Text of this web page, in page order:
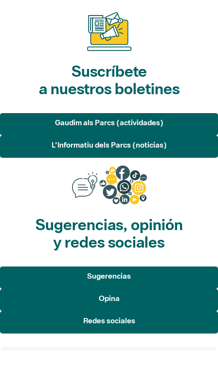
Suscríbete
a nuestros boletines
Gaudim als Parcs (actividades)
L'Informatiu dels Parcs (noticias)
Sugerencias, opinión
y redes sociales
Sugerencias
Opina
Redes sociales